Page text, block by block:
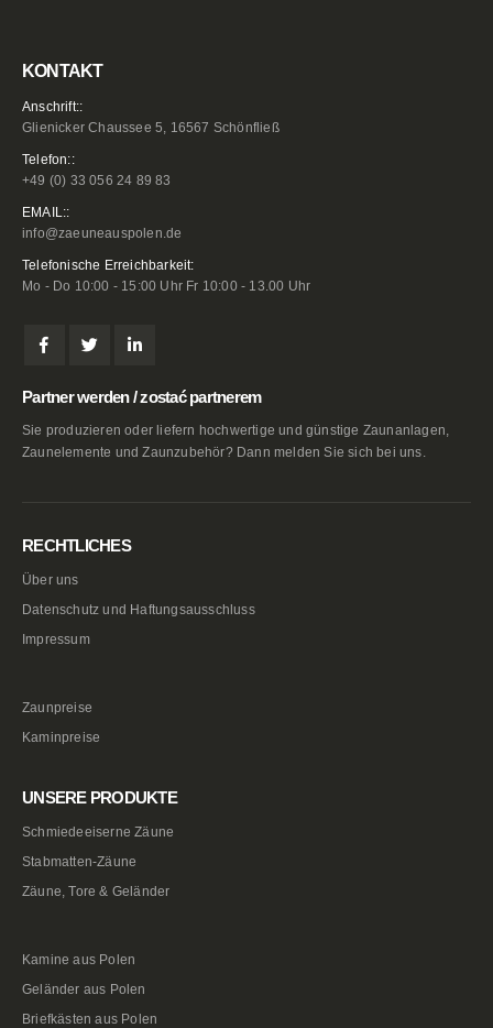
KONTAKT
Anschrift::
Glienicker Chaussee 5, 16567 Schönfließ
Telefon::
+49 (0) 33 056 24 89 83
EMAIL::
info@zaeuneauspolen.de
Telefonische Erreichbarkeit:
Mo - Do 10:00 - 15:00 Uhr Fr 10:00 - 13.00 Uhr
Partner werden / zostać partnerem
Sie produzieren oder liefern hochwertige und günstige Zaunanlagen,
Zaunelemente und Zaunzubehör? Dann melden Sie sich bei uns.
RECHTLICHES
Über uns
Datenschutz und Haftungsausschluss
Impressum
Zaunpreise
Kaminpreise
UNSERE PRODUKTE
Schmiedeeiserne Zäune
Stabmatten-Zäune
Zäune, Tore & Geländer
Kamine aus Polen
Geländer aus Polen
Briefkästen aus Polen